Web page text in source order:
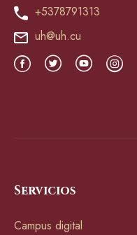
+5378791313
uh@uh.cu
Servicios
Campus digital